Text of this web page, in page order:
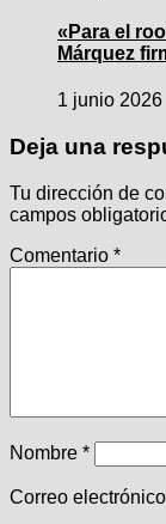
«Para el
Márquez
1 junio 2026
Deja una
Tu dirección de
campos
Comentario *
Nombre *
Correo electrónico